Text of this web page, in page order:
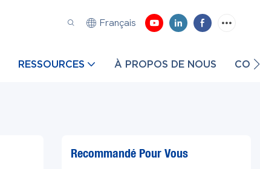
Français
RESSOURCES À PROPOS DE NOUS
Recommandé Pour Vous